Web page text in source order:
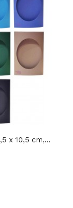
x 10,5 cm,...